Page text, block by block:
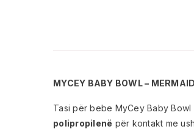
MYCEY BABY BOWL –
Tasi për bebe MyCey Baby
polipropilenë për kontakt me